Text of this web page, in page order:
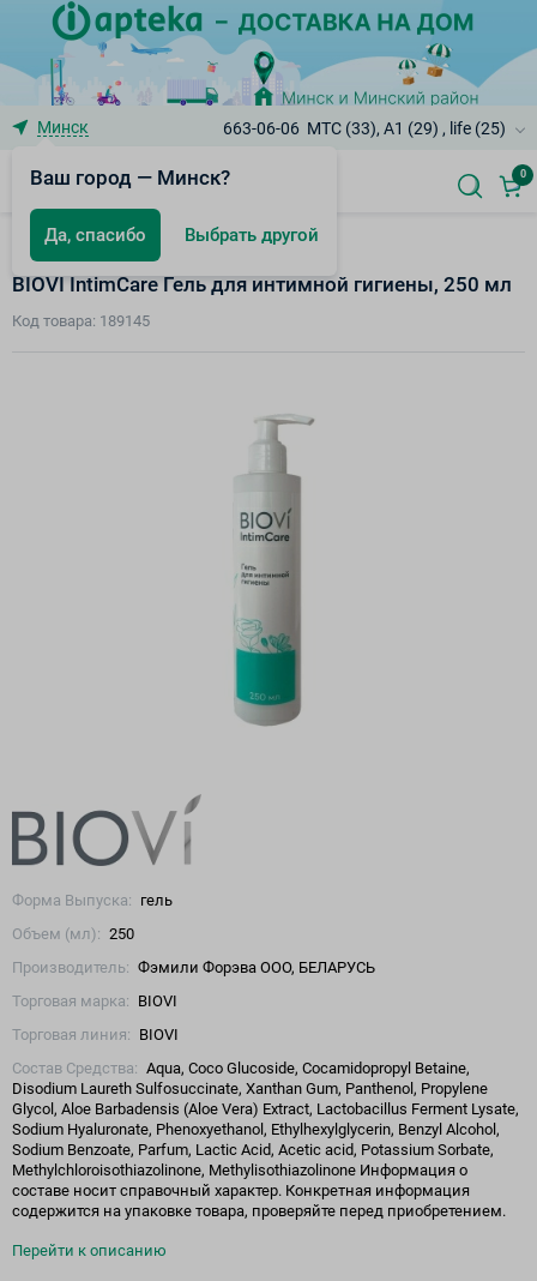
Минск
Ваш город — Минск?
Да, спасибо Выбрать другой
663-06-06 МТС (33), A1 (29) , life (25)
0
Интимный уход
BIOVI IntimCare Гель для интимной гигиены, 250 мл
Код товара: 189145
Форма Выпуска: гель
Объем (мл): 250
Производитель: Фэмили Форэва ООО, БЕЛАРУСЬ
Торговая марка: BIOVI
Торговая линия: BIOVI
Состав Средства: Aqua, Coco Glucoside, Cocamidopropyl Betaine,
Disodium Laureth Sulfosuccinate, Xanthan Gum, Panthenol, Propylene
Glycol, Aloe Barbadensis (Aloe Vera) Extract, Lactobacillus Ferment Lysate,
Sodium Hyaluronate, Phenoxyethanol, Ethylhexylglycerin, Benzyl Alcohol,
Sodium Benzoate, Parfum, Lactic Acid, Acetic acid, Potassium Sorbate,
Methylchloroisothiazolinone, Methylisothiazolinone Информация о
составе носит справочный характер. Конкретная информация
содержится на упаковке товара, проверяйте перед приобретением.
Перейти к описанию